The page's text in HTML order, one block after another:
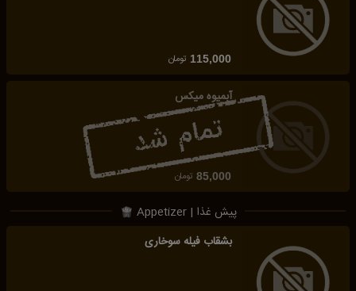
115,000 تومان
آبمیوه میکس
85,000 تومان
پیش غذا | Appetizer
بشقاب فیله سوخاری